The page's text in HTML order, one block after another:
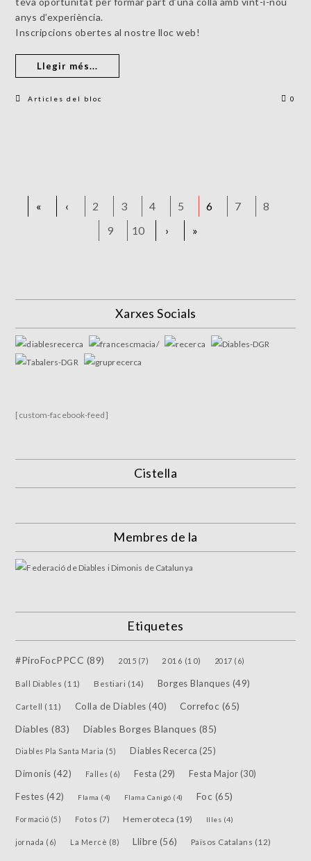
anys d’experiència.
Inscripcions obertes al nostre lloc web!
Llegir més...
Articles del bloc 0
« ‹ 2 3 4 5 6 7
8
9
10 › »
Xarxes Socials
[custom-facebook-feed]
Cistella
Membres de la
Etiquetes
#PiroFocPPCC (89) 2015 (7) 2016 (10) 2017 (6)
Ball Diables (11) Bestiari (14) Borges Blanques (49)
Cartell (11) Colla de Diables (40) Correfoc (65)
Diables (83) Diables Borges Blanques (85)
Diables Pla Santa Maria (5) Diables Recerca (25)
Dimonis (42) Falles (6) Festa (29) Festa Major (30)
Festes (42) Flama (4) Flama Canigó (4) Foc (65)
Formació (5) Fotos (7) Hemeroteca (19) Illes (4)
jornada (6) La Mercè (8) Llibre (56) Països Catalans (12)